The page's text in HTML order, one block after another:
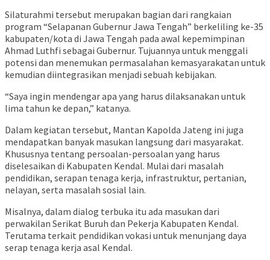
Silaturahmi tersebut merupakan bagian dari rangkaian
program “Selapanan Gubernur Jawa Tengah” berkeliling ke-35
kabupaten/kota di Jawa Tengah pada awal kepemimpinan
Ahmad Luthfi sebagai Gubernur. Tujuannya untuk menggali
potensi dan menemukan permasalahan kemasyarakatan untuk
kemudian diintegrasikan menjadi sebuah kebijakan.
“Saya ingin mendengar apa yang harus dilaksanakan untuk
lima tahun ke depan,” katanya.
Dalam kegiatan tersebut, Mantan Kapolda Jateng ini juga
mendapatkan banyak masukan langsung dari masyarakat.
Khususnya tentang persoalan-persoalan yang harus
diselesaikan di Kabupaten Kendal. Mulai dari masalah
pendidikan, serapan tenaga kerja, infrastruktur, pertanian,
nelayan, serta masalah sosial lain.
Misalnya, dalam dialog terbuka itu ada masukan dari
perwakilan Serikat Buruh dan Pekerja Kabupaten Kendal.
Terutama terkait pendidikan vokasi untuk menunjang daya
serap tenaga kerja asal Kendal.